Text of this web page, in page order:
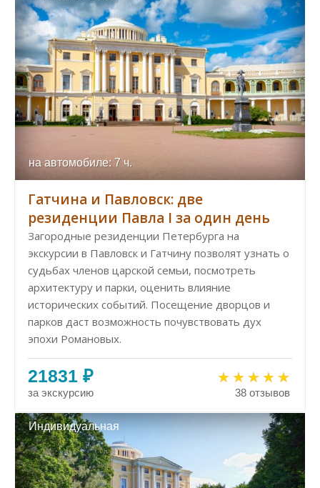
на автомобиле: 7 ч.
Гатчина и Павловск: две
резиденции Павла I за один день
Загородные резиденции Петербурга на
экскурсии в Павловск и Гатчину позволят узнать о
судьбах членов царской семьи, посмотреть
архитектуру и парки, оценить влияние
исторических событий. Посещение дворцов и
парков даст возможность почувствовать дух
эпохи Романовых.
21831 ₽
за экскурсию 38 отзывов
Индивидуальная